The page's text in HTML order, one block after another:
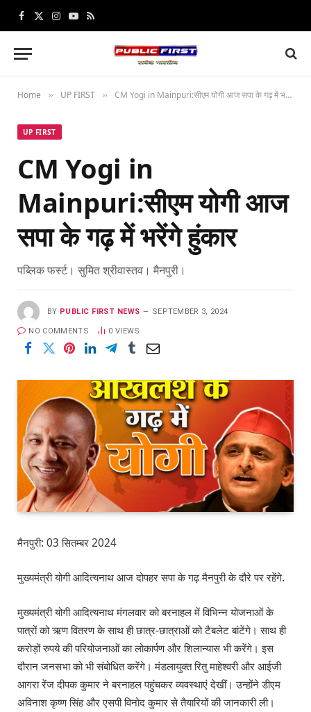
Facebook
X
Instagram
YouTube
RSS
Home » UP FIRST » CM Yogi in Mainpuri:सीएम योगी आज सपा के गढ़ में भरेंगे हुंकार
UP FIRST
CM Yogi in
Mainpuri:सीएम योगी आज
सपा के गढ़ में भरेंगे हुंकार
पब्लिक फर्स्ट। सुमित श्रीवास्तव। मैनपुरी।
BY PUBLIC FIRST NEWS SEPTEMBER 3, 2024
NO COMMENTS 0 VIEWS
मैनपुरी: 03 सितम्बर 2024
मुख्यमंत्री योगी आदित्यनाथ आज दोपहर सपा के गढ़ मैनपुरी के दौरे पर रहेंगे.
मुख्यमंत्री योगी आदित्यनाथ मंगलवार को बरनाहल में विभिन्न योजनाओं के
पात्रों को ऋण वितरण के साथ ही छात्र-छात्राओं को टैबलेट बांटेंगे। साथ ही
करोड़ों रुपये की परियोजनाओं का लोकार्पण और शिलान्यास भी करेंगे। इस
दौरान जनसभा को भी संबोधित करेंगे। मंडलायुक्त रितु माहेश्वरी और आईजी
आगरा रेंज दीपक कुमार ने बरनाहल पहुंचकर व्यवस्थाएं देखीं। उन्होंने डीएम
अविनाश कृष्ण सिंह और एसपी विनोद कुमार से तैयारियों की जानकारी ली।